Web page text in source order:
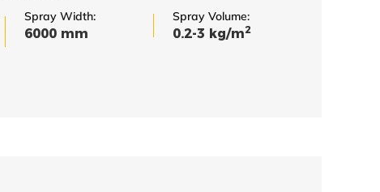
Spray Width:
6000 mm
Spray Volume:
0.2-3 kg/m2